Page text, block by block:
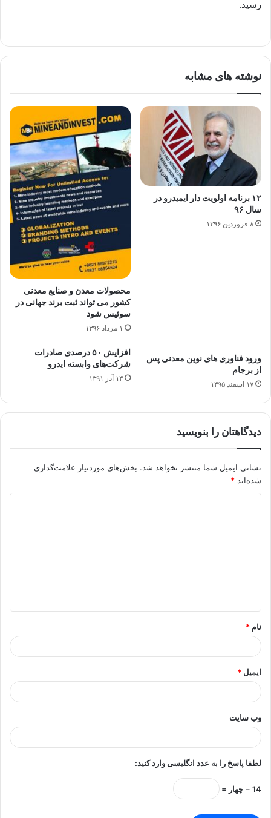
رسید.
نوشته های مشابه
۱۲ برنامه اولویت دار ایمیدرو در
سال ۹۶
۸ فروردین ۱۳۹۶
محصولات معدن و صنایع معدنی
کشور می تواند ثبت برند جهانی در
سوئیس شود
۱ مرداد ۱۳۹۶
ورود فناوری های نوین معدنی پس
از برجام
۱۷ اسفند ۱۳۹۵
افزایش ۵۰ درصدی صادرات
شرکت‌های وابسته ایدرو
۱۳ آذر ۱۳۹۱
دیدگاهتان را بنویسید
نشانی ایمیل شما منتشر نخواهد شد. بخش‌های موردنیاز علامت‌گذاری
شده‌اند *
*
نام *
ایمیل *
وب‌ سایت
لطفا پاسخ را به عدد انگلیسی وارد کنید:
14 − چهار =